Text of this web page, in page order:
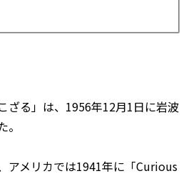
ざる」は、1956年12月1日に岩波
アメリカでは1941年に「Curious